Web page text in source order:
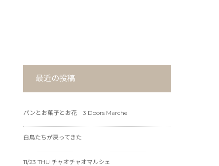
最近の投稿
パンとお菓子とお花 3 Doors Marche
白鳥たちが戻ってきた
11/23 THU チャオチャオマルシェ